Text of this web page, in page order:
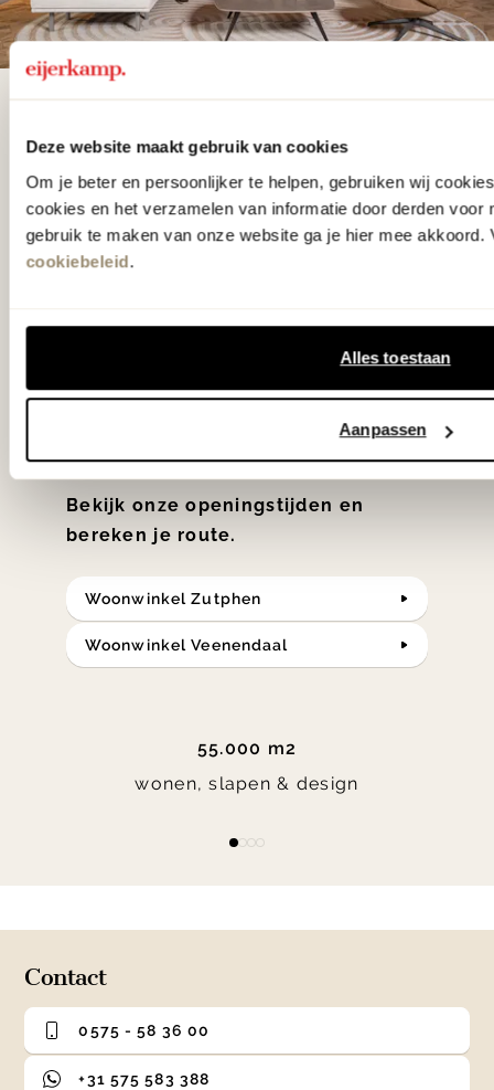
Deze website maakt gebruik van cookies
Om je beter en persoonlijker te helpen, gebruiken wij
cookies en het verzamelen van informatie door derden voor
gebruik te maken van onze website ga je hier mee akkoord.
cookiebeleid.
Alles toestaan
Aanpassen
gezien op tv!
Wie kent het programma vtwonen
'Weer verliefd op je huis' niet? We
slaap- en designcollecties
samengesteld met de mooiste
klassiekers en de nieuwste ontwerpen
in verrassende materialen en kleuren!
Bekijk onze openingstijden en
bereken je route.
Woonwinkel Zutphen
Woonwinkel Veenendaal
55.000 m2
wonen, slapen & design
Contact
0575 - 58 36 00
+31 575 583 388